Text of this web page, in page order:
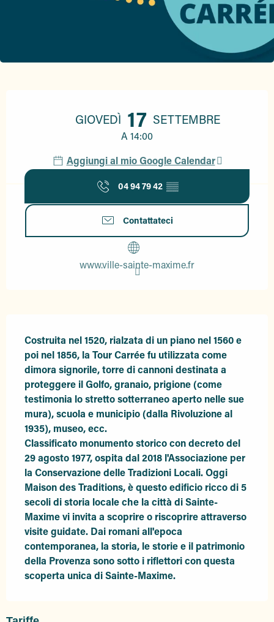
GIOVEDÌ 17 SETTEMBRE
A 14:00
Aggiungi al mio Google Calendar
04 94 79 42 ▒▒
Contattateci
www.ville-sainte-maxime.fr
Costruita nel 1520, rialzata di un piano nel 1560 e
poi nel 1856, la Tour Carrée fu utilizzata come
dimora signorile, torre di cannoni destinata a
proteggere il Golfo, granaio, prigione (come
testimonia lo stretto sotterraneo aperto nelle sue
mura), scuola e municipio (dalla Rivoluzione al
1935), museo, ecc.
Classificato monumento storico con decreto del
29 agosto 1977, ospita dal 2018 l'Associazione per
la Conservazione delle Tradizioni Locali. Oggi
Maison des Traditions, è questo edificio ricco di 5
secoli di storia locale che la città di Sainte-
Maxime vi invita a scoprire o riscoprire attraverso
visite guidate. Dai romani all'epoca
contemporanea, la storia, le storie e il patrimonio
della Provenza sono sotto i riflettori con questa
scoperta unica di Sainte-Maxime.